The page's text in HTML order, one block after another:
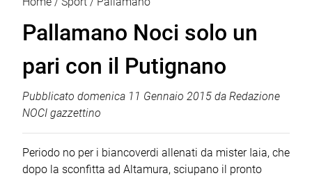
Pallamano Noci solo un
pari con il Putignano
Pubblicato domenica 11 Gennaio 2015 da Redazione
NOCI gazzettino
Periodo no per i biancoverdi allenati da mister Iaia, che
dopo la sconfitta ad Altamura, sciupano il pronto